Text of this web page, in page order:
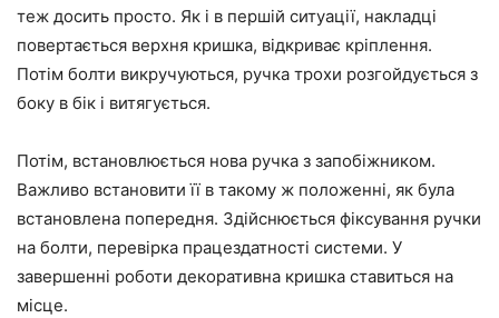
теж досить просто. Як і в першій ситуації, накладці
повертається верхня кришка, відкриває кріплення.
Потім болти викручуються, ручка трохи розгойдується з
боку в бік і витягується.
Потім, встановлюється нова ручка з запобіжником.
Важливо встановитиїї в такому ж положенні, як була
встановлена попередня. Здійснюється фіксування ручки
на болти, перевірка працездатності системи. У
завершенні роботи декоративна кришка ставиться на
місце.